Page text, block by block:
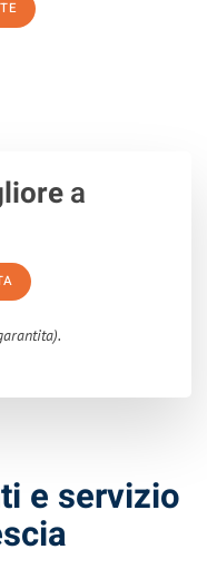
a
e servizio